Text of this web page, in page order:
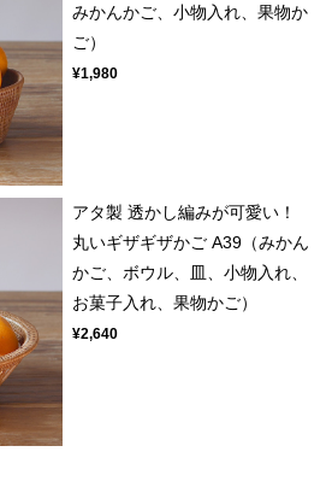
みかんかご、小物入れ、果物か
ご）
¥1,980
アタ製 透かし編みが可愛い！
丸いギザギザかご A39（みかん
かご、ボウル、皿、小物入れ、
お菓子入れ、果物かご）
¥2,640